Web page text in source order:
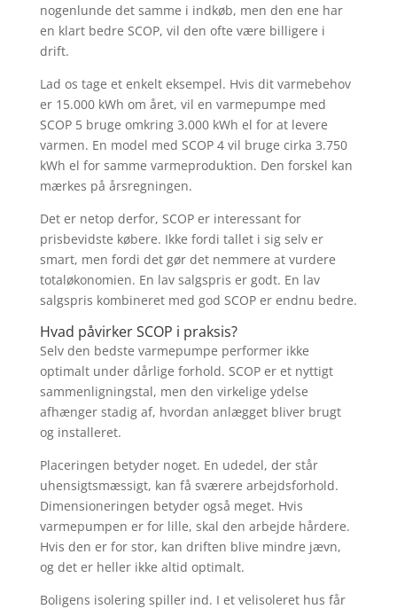
nogenlunde det samme i indkøb, men den ene har
en klart bedre SCOP, vil den ofte være billigere i
drift.
Lad os tage et enkelt eksempel. Hvis dit varmebehov
er 15.000 kWh om året, vil en varmepumpe med
SCOP 5 bruge omkring 3.000 kWh el for at levere
varmen. En model med SCOP 4 vil bruge cirka 3.750
kWh el for samme varmeproduktion. Den forskel kan
mærkes på årsregningen.
Det er netop derfor, SCOP er interessant for
prisbevidste købere. Ikke fordi tallet i sig selv er
smart, men fordi det gør det nemmere at vurdere
totaløkonomien. En lav salgspris er godt. En lav
salgspris kombineret med god SCOP er endnu bedre.
Hvad påvirker SCOP i praksis?
Selv den bedste varmepumpe performer ikke
optimalt under dårlige forhold. SCOP er et nyttigt
sammenligningstal, men den virkelige ydelse
afhænger stadig af, hvordan anlægget bliver brugt
og installeret.
Placeringen betyder noget. En udedel, der står
uhensigtsmæssigt, kan få sværere arbejdsforhold.
Dimensioneringen betyder også meget. Hvis
varmepumpen er for lille, skal den arbejde hårdere.
Hvis den er for stor, kan driften blive mindre jævn,
og det er heller ikke altid optimalt.
Boligens isolering spiller ind. I et velisoleret hus får